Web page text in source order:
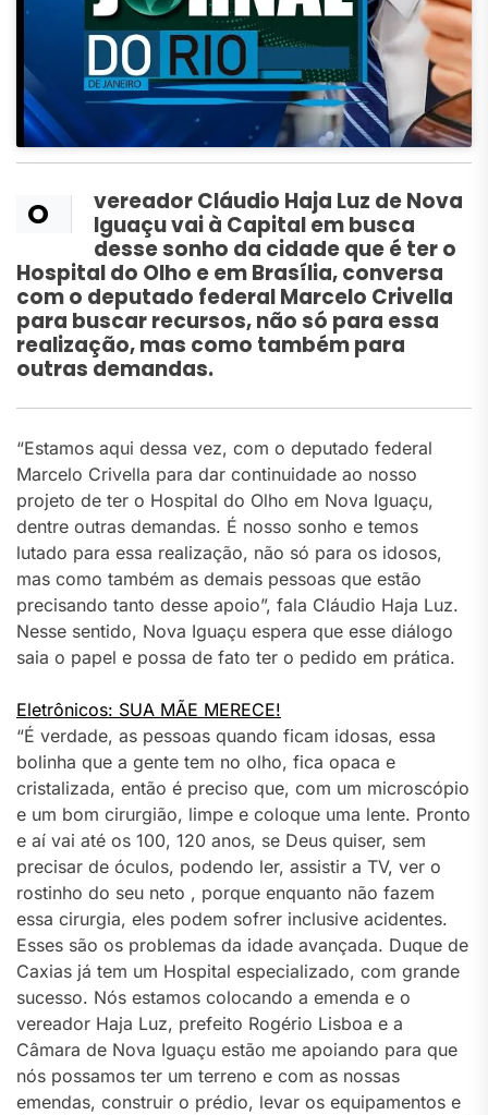
O
vereador Cláudio Haja Luz de Nova
Iguaçu vai à Capital em busca
desse sonho da cidade que é ter o
Hospital do Olho e em Brasília, conversa
com o deputado federal Marcelo Crivella
para buscar recursos, não só para essa
realização, mas como também para
outras demandas.
“Estamos aqui dessa vez, com o deputado federal
Marcelo Crivella para dar continuidade ao nosso
projeto de ter o Hospital do Olho em Nova Iguaçu,
dentre outras demandas. É nosso sonho e temos
lutado para essa realização, não só para os idosos,
mas como também as demais pessoas que estão
precisando tanto desse apoio”, fala Cláudio Haja Luz.
Nesse sentido, Nova Iguaçu espera que esse diálogo
saia o papel e possa de fato ter o pedido em prática.
Eletrônicos: SUA MÃE MERECE!
“É verdade, as pessoas quando ficam idosas, essa
bolinha que a gente tem no olho, fica opaca e
cristalizada, então é preciso que, com um microscópio
e um bom cirurgião, limpe e coloque uma lente. Pronto
e aí vai até os 100, 120 anos, se Deus quiser, sem
precisar de óculos, podendo ler, assistir a TV, ver o
rostinho do seu neto , porque enquanto não fazem
essa cirurgia, eles podem sofrer inclusive acidentes.
Esses são os problemas da idade avançada. Duque de
Caxias já tem um Hospital especializado, com grande
sucesso. Nós estamos colocando a emenda e o
vereador Haja Luz, prefeito Rogério Lisboa e a
Câmara de Nova Iguaçu estão me apoiando para que
nós possamos ter um terreno e com as nossas
emendas, construir o prédio, levar os equipamentos e